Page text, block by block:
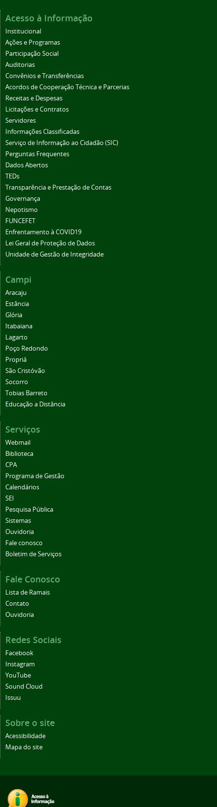
Acesso à Informação
Institucional
Ações e Programas
Participação Social
Auditorias
Convênios e Transferências
Acordos de Cooperação Técnica e Parcerias
Receitas e Despesas
Licitações e Contratos
Servidores
Informações Classificadas
Serviço de Informação ao Cidadão (SIC)
Perguntas Frequentes
Dados Abertos
TEDs
Transparência e Prestação de Contas
Governança
Nepotismo
FUNCEFET
Enfrentamento à COVID19
Lei Geral de Proteção de Dados
Unidade de Gestão de Integridade
Campi
Aracaju
Estância
Glória
Itabaiana
Lagarto
Poço Redondo
Propriá
São Cristóvão
Socorro
Tobias Barreto
Educação a Distância
Serviços
Webmail
Biblioteca
CPA
Programa de Gestão
Calendários
SEI
Pesquisa Pública
Sistemas
Ouvidoria
Fale conosco
Boletim de Serviços
Fale Conosco
Lista de Ramais
Contato
Ouvidoria
Redes Sociais
Facebook
Instagram
YouTube
Sound Cloud
Issuu
Sobre o site
Acessibilidade
Mapa do site